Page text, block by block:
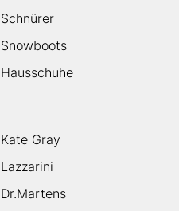
Schnürer
Snowboots
Hausschuhe
Kate Gray
Lazzarini
Dr.Martens